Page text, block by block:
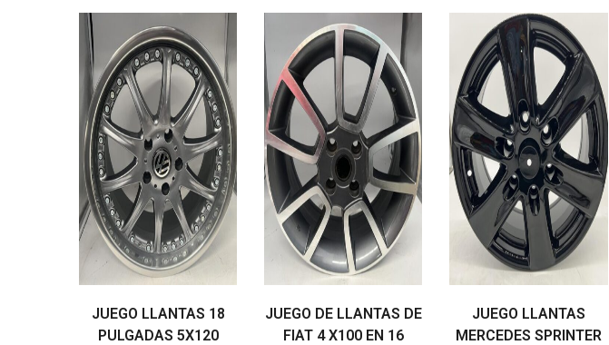
JUEGO LLANTAS 18
PULGADAS 5X120
JUEGO DE LLANTAS DE
FIAT 4 X100 EN 16
JUEGO LLANTAS
MERCEDES SPRINTER